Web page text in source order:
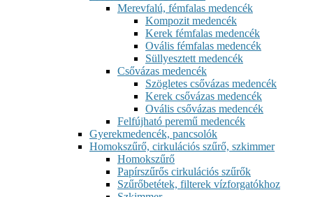
Merevfalú, fémfalas medencék
Kompozit medencék
Kerek fémfalas medencék
Ovális fémfalas medencék
Süllyesztett medencék
Csővázas medencék
Szögletes csővázas medencék
Kerek csővázas medencék
Ovális csővázas medencék
Felfújható peremű medencék
Gyerekmedencék, pancsolók
Homokszűrő, cirkulációs szűrő, szkimmer
Homokszűrő
Papírszűrős cirkulációs szűrők
Szűrőbetétek, filterek vízforgatókhoz